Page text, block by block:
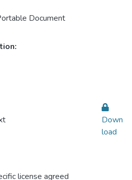
Document
license agreed
Down
load